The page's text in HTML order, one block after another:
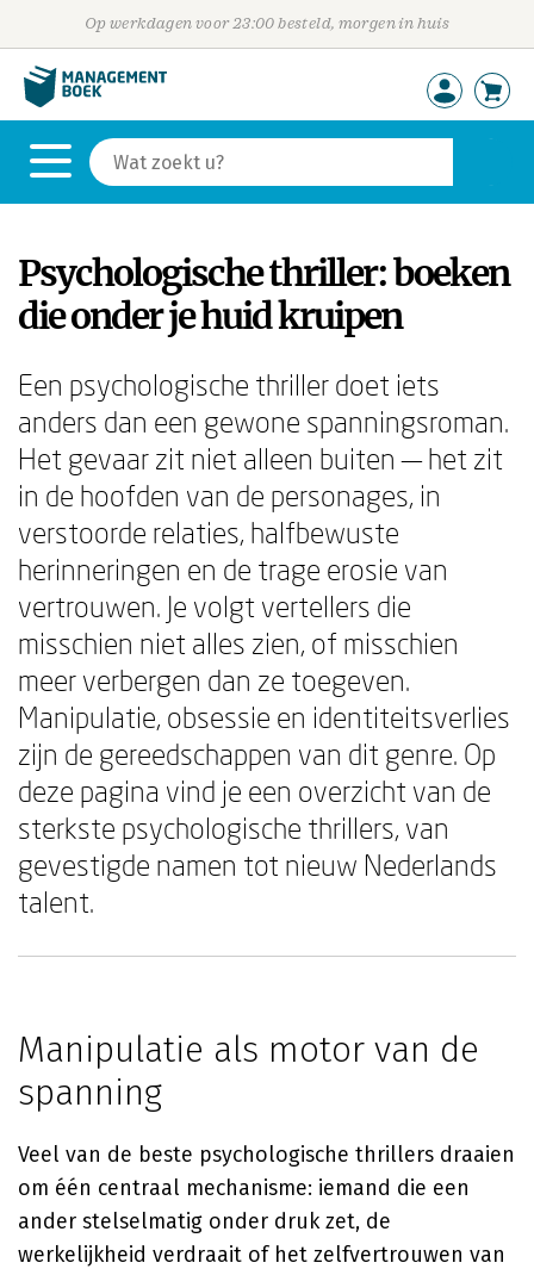
Op werkdagen voor 23:00 besteld, morgen in huis
Psychologische thriller: boeken
die onder je huid kruipen
Een psychologische thriller doet iets
anders dan een gewone spanning­sroman.
Het gevaar zit niet alleen buiten — het zit
in de hoofden van de personages, in
verstoorde relaties, halfbewuste
herinneringen en de trage erosie van
vertrouwen. Je volgt vertellers die
misschien niet alles zien, of misschien
meer verbergen dan ze toegeven.
Manipulatie, obsessie en identiteitsverlies
zijn de gereedschappen van dit genre. Op
deze pagina vind je een overzicht van de
sterkste psychologische thrillers, van
gevestigde namen tot nieuw Nederlands
talent.
Manipulatie als motor van de
spanning
Veel van de beste psychologische thrillers draaien
om één centraal mechanisme: iemand die een
ander stelselmatig onder druk zet, de
werkelijkheid verdraait of het zelfvertrouwen van